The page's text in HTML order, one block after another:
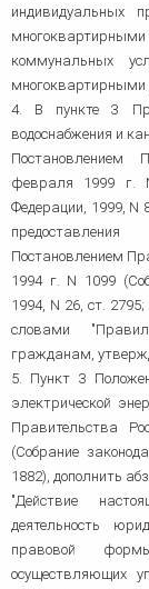
индивидуальных
коммунальных
многоквартирными
4. В пункте 3
водоснабжения и
Постановлением
февраля 1999 г.
Федерации, 1999, N
Постановлением
1994 г. N 1099
1994, N 26, ст.
словами
гражданам,
5. Пункт 3
электрической
Правительства
(Собрание
1882), дополнить
"Действие
деятельность
правовой
осуществляющих